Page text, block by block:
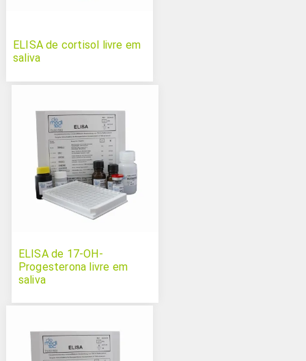
ELISA de cortisol livre em
saliva
ELISA de 17-OH-
Progesterona livre em
saliva